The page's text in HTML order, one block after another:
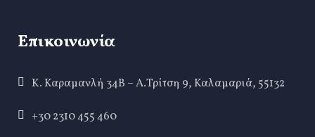
Επικοινωνία
Κ. Καραμανλή 34Β – Α.Τρίτση 9, Καλαμαριά, 55132
+30 2310 455 460